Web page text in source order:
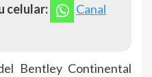
celular:
Canal
Bentley Continental